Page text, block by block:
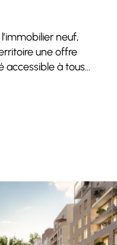
neuf,
une offre
accessible à tous…